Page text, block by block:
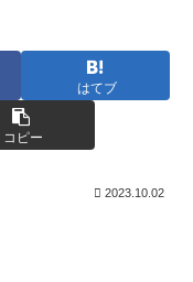
はてブ
コピー
2023.10.02